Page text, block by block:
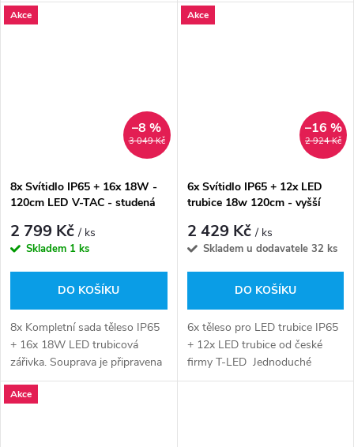
zářivka s vyšší svítivostí od
České firmy...
návodu.
Akce
3 049 Kč
–8 %
8x Svítidlo IP65 + 16x 18W -
120cm LED V-TAC - studená
2 799 Kč/ ks
Skladem 1 ks
DO KOŠÍKU
8x Kompletní sada těleso IP65
+ 16x 18W LED trubicová
zářivka. Souprava je připravena
k použití bez dalších úprav
nebo dodatečných nákladů.
Akce
2 924 Kč
–16 %
6x Svítidlo IP65 + 12x LED
trubice 18w 120cm - vyšší
bílá
2 429 Kč/ ks
Skladem u dodavatele 32 ks
DO KOŠÍKU
6x těleso pro LED trubice IP65
+ 12x LED trubice od české
firmy T-LED Jednoduché
sestavení tělesa dle zručnosti
Akce